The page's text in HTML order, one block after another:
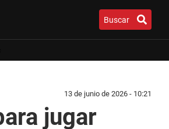
Buscar
13 de junio de 2026 - 10:21
jugar